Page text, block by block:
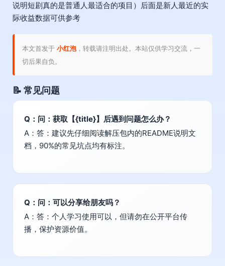
说明短剧真的是普通人最适合的项目）后面是新人最近的实
际收益数据可供参考
本文首发于 小红泡，转载请注明出处。本站仅供学习交流，一
切后果自负。
📝 常见问题
Q：问：获取【{title}】后遇到问题怎么办？
A：答：建议先仔细阅读解压包内的README说明文
档，90%的常见坑点均有标注。
Q：问：可以分享给朋友吗？
A：答：个人学习使用可以，但请勿在公开平台传
播，保护资源价值。